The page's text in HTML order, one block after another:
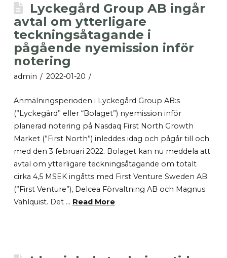
Lyckegård Group AB ingår
avtal om ytterligare
teckningsåtagande i
pågående nyemission inför
notering
admin 2022-01-20
Anmälningsperioden i Lyckegård Group AB:s
(”Lyckegård” eller “Bolaget”) nyemission inför
planerad notering på Nasdaq First North Growth
Market (”First North”) inleddes idag och pågår till och
med den 3 februari 2022. Bolaget kan nu meddela att
avtal om ytterligare teckningsåtagande om totalt
cirka 4,5 MSEK ingåtts med First Venture Sweden AB
(”First Venture”), Delcea Förvaltning AB och Magnus
Vahlquist. Det … Read More